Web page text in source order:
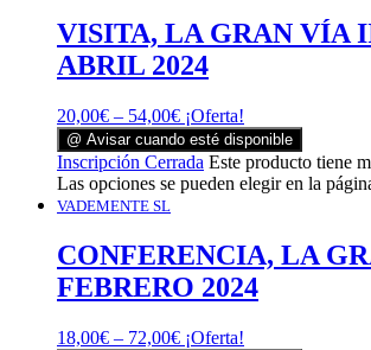
VISITA, LA GRAN VÍA
ABRIL 2024
20,00€ – 54,00€ ¡Oferta!
@ Avisar cuando esté disponible
Inscripción Cerrada Este producto tiene
Las opciones se pueden elegir en la
VADEMENTE SL
CONFERENCIA, LA
FEBRERO 2024
18,00€ – 72,00€ ¡Oferta!